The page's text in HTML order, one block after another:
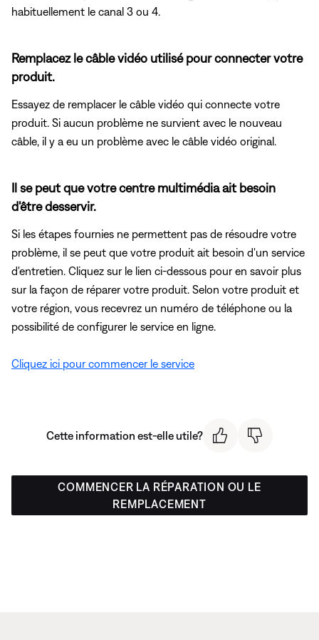
habituellement le canal 3 ou 4.
Remplacez le câble vidéo utilisé pour connecter votre
produit.
Essayez de remplacer le câble vidéo qui connecte votre
produit. Si aucun problème ne survient avec le nouveau
câble, il y a eu un problème avec le câble vidéo original.
Il se peut que votre centre multimédia ait besoin
d'être desservir.
Si les étapes fournies ne permettent pas de résoudre votre
problème, il se peut que votre produit ait besoin d'un service
d'entretien. Cliquez sur le lien ci-dessous pour en savoir plus
sur la façon de réparer votre produit. Selon votre produit et
votre région, vous recevrez un numéro de téléphone ou la
possibilité de configurer le service en ligne.
Cliquez ici pour commencer le service
Cette information est-elle utile?
COMMENCER LA RÉPARATION OU LE
REMPLACEMENT